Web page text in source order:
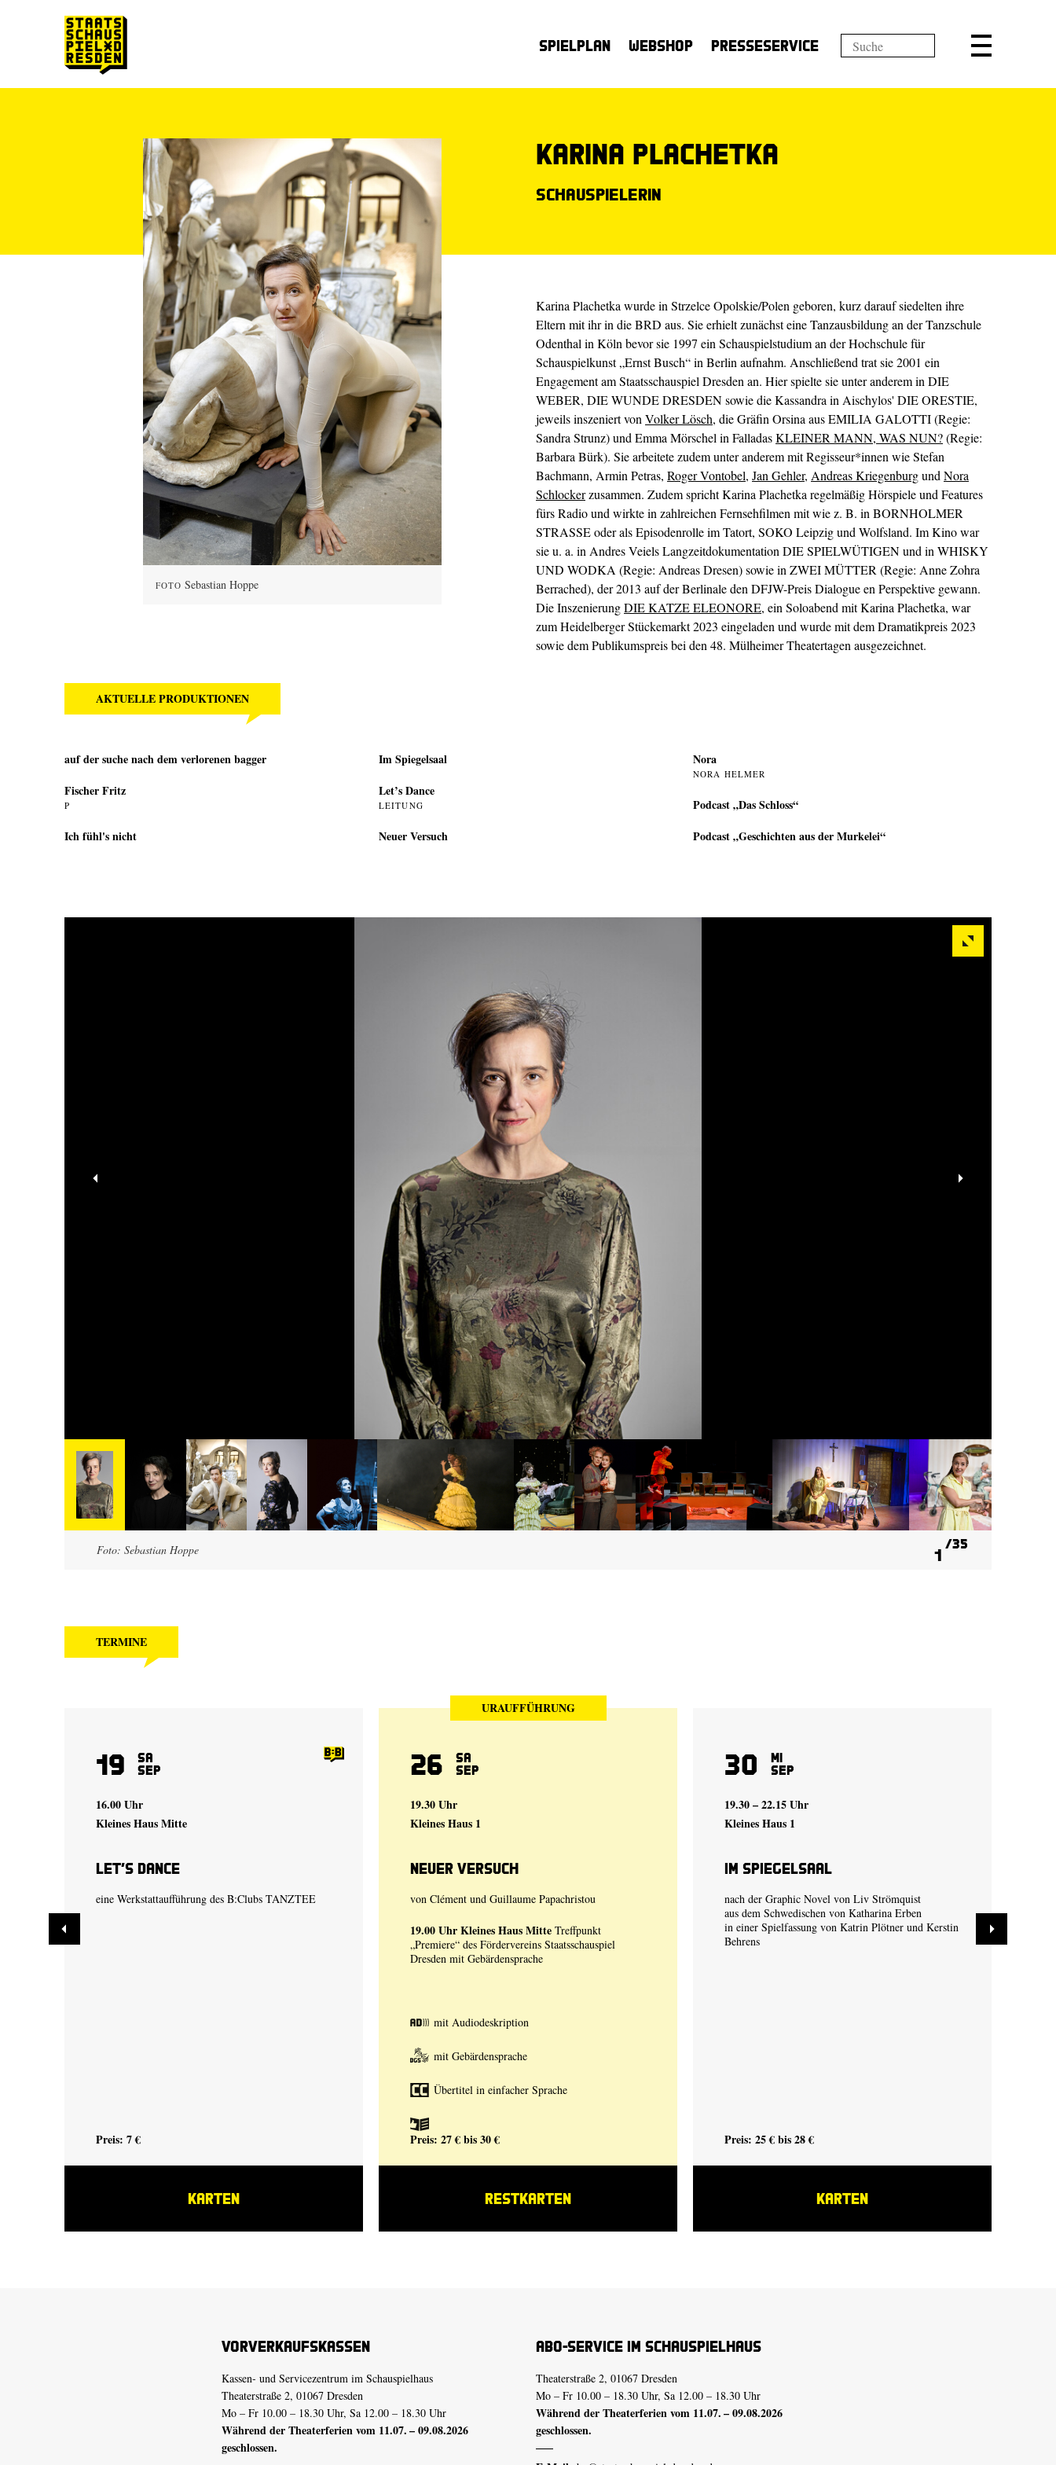
Spielplan Webshop Presseservice
FOTO Sebastian Hoppe
Karina Plachetka
Schauspielerin
Karina Plachetka wurde in Strzelce Opolskie/Polen geboren, kurz darauf siedelten ihre
Eltern mit ihr in die BRD aus. Sie erhielt zunächst eine Tanzausbildung an der Tanzschule
Odenthal in Köln bevor sie 1997 ein Schauspielstudium an der Hochschule für
Schauspielkunst „Ernst Busch“ in Berlin aufnahm. Anschließend trat sie 2001 ein
Engagement am Staatsschauspiel Dresden an. Hier spielte sie unter anderem in DIE
WEBER, DIE WUNDE DRESDEN sowie die Kassandra in Aischylos' DIE ORESTIE,
jeweils inszeniert von Volker Lösch, die Gräfin Orsina aus EMILIA GALOTTI (Regie:
Sandra Strunz) und Emma Mörschel in FalladasKLEINER MANN, WAS NUN?(Regie:
Barbara Bürk). Sie arbeitete zudem unter anderem mit Regisseur*innen wie Stefan
Bachmann, Armin Petras, Roger Vontobel, Jan Gehler, Andreas Kriegenburgund Nora
Schlockerzusammen. Zudem spricht Karina Plachetka regelmäßig Hörspiele und Features
fürs Radio und wirkte in zahlreichen Fernsehfilmen mit wie z. B. in BORNHOLMER
STRASSE oder als Episodenrolle im Tatort, SOKO Leipzig und Wolfsland. Im Kino war
sie u. a. in Andres Veiels Langzeitdokumentation DIE SPIELWÜTIGEN und in WHISKY
UND WODKA (Regie: Andreas Dresen) sowie in ZWEI MÜTTER (Regie: Anne Zohra
Berrached), der 2013 auf der Berlinale den DFJW-Preis Dialogue en Perspektive gewann.
Die InszenierungDIE KATZE ELEONORE, ein Soloabend mit Karina Plachetka, war
zum Heidelberger Stückemarkt 2023 eingeladen und wurde mit dem Dramatikpreis 2023
sowie dem Publikumspreis bei den 48. Mülheimer Theatertagen ausgezeichnet.
AKTUELLE PRODUKTIONEN
auf der suche nach dem verlorenen bagger
Fischer Fritz
P
Ich fühl's nicht
Im Spiegelsaal
Let’s Dance
LEITUNG
Neuer Versuch
Nora
NORA HELMER
Podcast „Das Schloss“
Podcast „Geschichten aus der Murkelei“
Foto: Sebastian Hoppe 1
35
TERMINE
19 Sa
Sep
16.00 Uhr
Kleines Haus Mitte
Let’s Dance
eine Werkstattaufführung des B:Clubs TANZTEE
Preis: 7 €
KARTEN
URAUFFÜHRUNG
26 Sa
Sep
19.30 Uhr
Kleines Haus 1
Neuer Versuch
von Clément und Guillaume Papachristou
19.00 UhrKleines Haus Mitte Treffpunkt
„Premiere“ des Fördervereins Staatsschauspiel
Dresden mit Gebärdensprache
mit Audiodeskription
mit Gebärdensprache
Übertitel in einfacher Sprache
Preis: 27 € bis 30 €
RESTKARTEN
30 Mi
Sep
19.30 – 22.15 Uhr
Kleines Haus 1
Im Spiegelsaal
nach der Graphic Novel von Liv Strömquist
aus dem Schwedischen von Katharina Erben
in einer Spielfassung von Katrin Plötner und Kerstin
Behrens
Preis: 25 € bis 28 €
KARTEN
Vorverkaufskassen
Kassen- und Servicezentrum im Schauspielhaus
Theaterstraße 2, 01067 Dresden
Mo – Fr 10.00 – 18.30 Uhr, Sa 12.00 – 18.30 Uhr
Während der Theaterferien vom 11.07. – 09.08.2026
geschlossen.
Abo-Service im Schauspielhaus
Theaterstraße 2, 01067 Dresden
Mo – Fr 10.00 – 18.30 Uhr, Sa 12.00 – 18.30 Uhr
Während der Theaterferien vom 11.07. – 09.08.2026
geschlossen.